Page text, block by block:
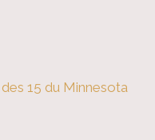
15 du Minnesota